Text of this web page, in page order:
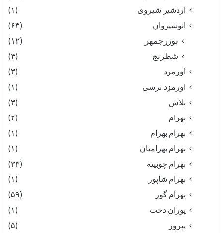
اردشیر شیروی
(۱)
انوشیروان
(۶۳)
بوزرجمهر
(۱۲)
شطرنج
(۴)
اورمزد
(۳)
اورمزد نرسى‏
(۱)
بلاش
(۳)
بهرام
(۲)
بهرام بهرام
(۱)
بهرام بهرامیان‏
(۱)
بهرام چوبینه
(۳۳)
بهرام شاپور
(۱)
بهرام گور
(۵۹)
پوران دخت
(۱)
پیروز
(۵)